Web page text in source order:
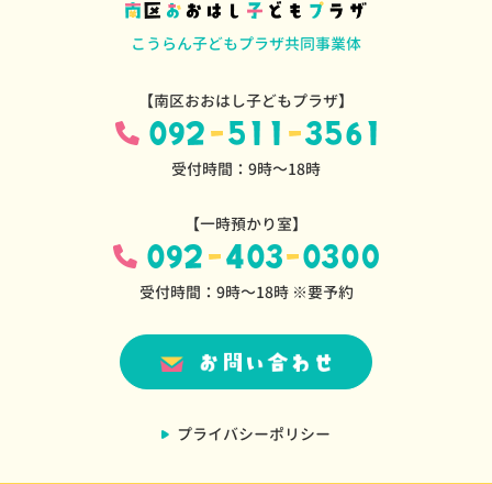
こうらん子どもプラザ共同事業体
【南区おおはし子どもプラザ】
受付時間：9時～18時
【一時預かり室】
受付時間：9時～18時 ※要予約
プライバシーポリシー